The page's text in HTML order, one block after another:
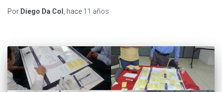
Por Diego Da Col , hace 11 años